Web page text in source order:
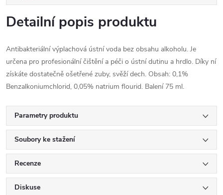
Detailní popis produktu
Antibakteriální výplachová ústní voda bez obsahu alkoholu. Je
určena pro profesionální čištění a péči o ústní dutinu a hrdlo. Díky ní
získáte dostatečně ošetřené zuby, svěží dech. Obsah: 0,1%
Benzalkoniumchlorid, 0,05% natrium flourid. Balení 75 ml.
Parametry produktu
Soubory ke stažení
Recenze
Diskuse